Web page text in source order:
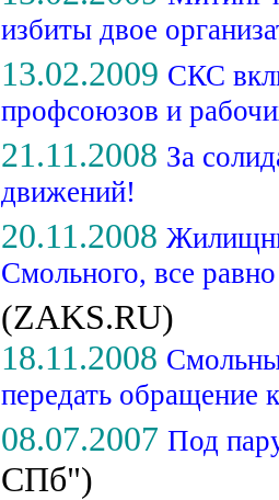
избиты двое
13.02.2009 СКС
профсоюзов и
21.11.2008 За
движений!
20.11.2008
Смольного, все
(ZAKS.RU)
18.11.2008
передать обращение
08.07.2007 Под
СПб")